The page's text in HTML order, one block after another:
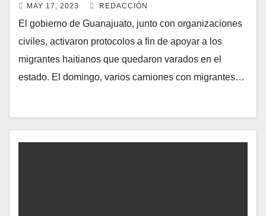
MAY 17, 2023 REDACCIÓN
El gobierno de Guanajuato, junto con organizaciones
civiles, activaron protocolos a fin de apoyar a los
migrantes haitianos que quedaron varados en el
estado. El domingo, varios camiones con migrantes…